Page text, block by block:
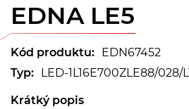
EDNA LE5
Kód produktu: EDN67452
Typ: LED-1L16E700ZLE88/028/
Krátký popis